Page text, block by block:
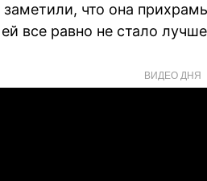
что она
все равно не стало
ВИДЕО ДНЯ